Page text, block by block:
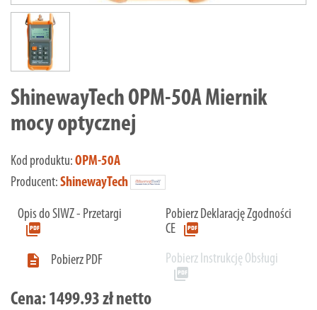
ShinewayTech OPM-50A Miernik
mocy optycznej
Kod produktu: OPM-50A
Producent: ShinewayTech
Opis do SIWZ - Przetargi
picture_as_pdf
Pobierz Deklarację Zgodności
CE picture_as_pdf

Pobierz PDF Pobierz Instrukcję Obsługi
picture_as_pdf
Cena: 1499.93 zł netto